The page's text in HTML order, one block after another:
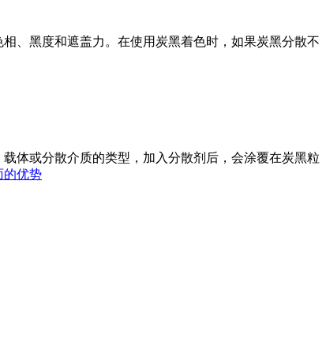
、黑度和遮盖力。在使用炭黑着色时，如果炭黑分散不
体或分散介质的类型，加入分散剂后，会涂覆在炭黑粒
的优势